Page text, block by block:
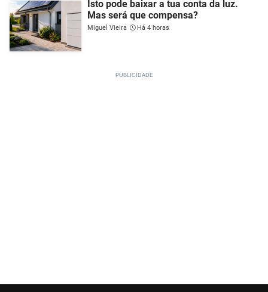
Isto pode baixar a tua conta da luz.
Mas será que compensa?
Miguel Vieira Há 4 horas